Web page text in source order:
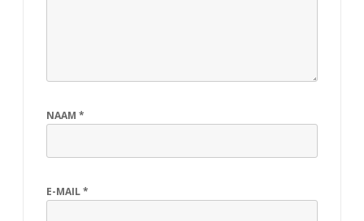
NAAM *
E-MAIL*